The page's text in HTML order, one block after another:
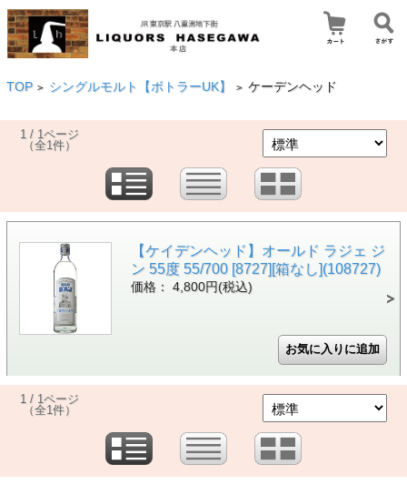
TOP > シングルモルト【ボトラーUK】 > ケーデンヘッド
1 / 1ページ
（全1件）
【ケイデンヘッド】オールド ラジェ ジ
ン 55度 55/700 [8727][箱なし](108727)
価格： 4,800円(税込)
1 / 1ページ
（全1件）